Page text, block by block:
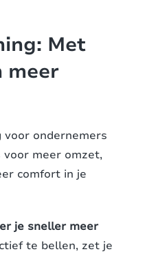
Met
meer
ondernemers
voor meer omzet,
comfort in je
je sneller meer
te bellen, zet je